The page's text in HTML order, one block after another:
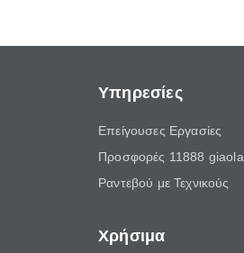
Υπηρεσίες
Επείγουσες Εργασίες
Προσφορές 11888 giaola
Ραντεβού με Τεχνικούς
Χρήσιμα